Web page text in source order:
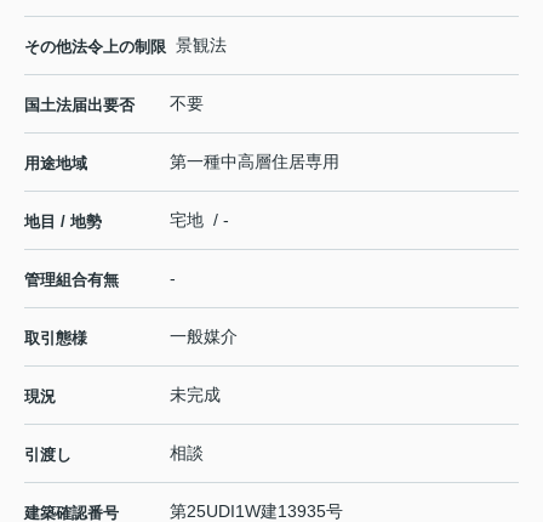
その他法令上の制限 景観法
国土法届出要否 不要
用途地域 第一種中高層住居専用
地目 / 地勢 宅地 / -
管理組合有無 -
取引態様 一般媒介
現況 未完成
引渡し 相談
建築確認番号 第25UDI1W建13935号